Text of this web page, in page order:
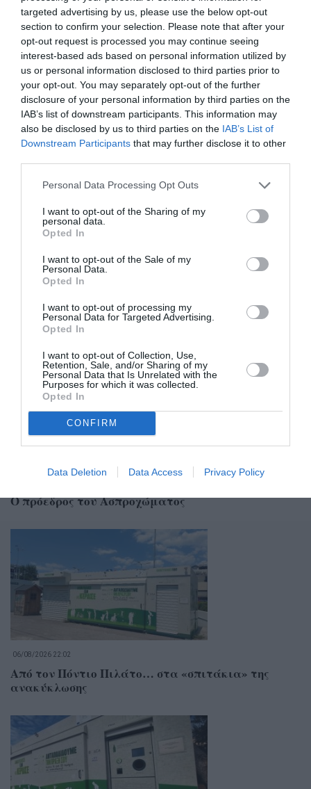
targeted advertising by us, please use the below opt-out
section to confirm your selection. Please note that after your
opt-out request is processed you may continue seeing
interest-based ads based on personal information utilized by
us or personal information disclosed to third parties prior to
your opt-out. You may separately opt-out of the further
disclosure of your personal information by third parties on the
IAB’s list of downstream participants. This information may
also be disclosed by us to third parties on the IAB’s List of
Downstream Participants that may further disclose it to other
Personal Data Processing Opt Outs
I want to opt-out of the Sharing of my
personal data.
Opted In
I want to opt-out of the Sale of my
Personal Data.
Opted In
I want to opt-out of processing my
Personal Data for Targeted Advertising.
Opted In
I want to opt-out of Collection, Use,
Retention, Sale, and/or Sharing of my
Personal Data that Is Unrelated with the
Purposes for which it was collected.
Opted In
CONFIRM
Data Deletion Data Access Privacy Policy
Σχετικά Άρθρα
Ο πρόεδρος του Ασπροχώματος
06/08/2026 22:02
Από τον Πόντιο Πιλάτο… στα «σπιτάκια» της
ανακύκλωσης